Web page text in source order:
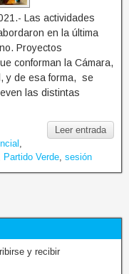
Las actividades
en la última
Proyectos
conforman la Cámara,
y de esa forma, se
las distintas
Leer entrada
Partido Verde sesión
y recibir